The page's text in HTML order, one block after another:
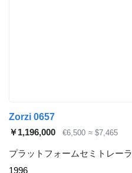
Zorzi 0657
￥1,196,000
€6,500 ≈ $7,465
プラットフォームセミトレーラ
1996